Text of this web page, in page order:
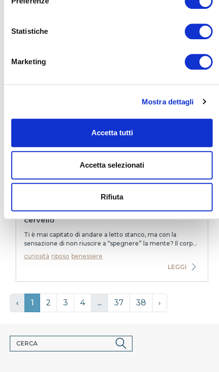
Statistiche
Marketing
Mostra dettagli
Accetta tutti
Accetta selezionati
Rifiuta
Ti sei mai chiesto perché alcune persone si svegliano
rendono meglio nelle ore serali? Oppure per...
LEGGI
Stress e addormentamento: cosa succede nel
cervello
Ti è mai capitato di andare a letto stanco, ma con la
sensazione di non riuscire a “spegnere” la mente? Il corpo
è affaticato, ma il sonno tarda ad ar...
curiosità riposo benessere
LEGGI
‹ 1 2 3 4 ... 37 38 ›